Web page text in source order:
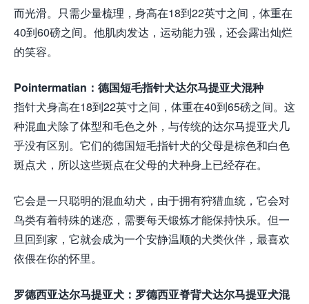
而光滑。只需少量梳理，身高在18到22英寸之间，体重在
40到60磅之间。他肌肉发达，运动能力强，还会露出灿烂
的笑容。
Pointermatian：德国短毛指针犬达尔马提亚犬混种
指针犬身高在18到22英寸之间，体重在40到65磅之间。这
种混血犬除了体型和毛色之外，与传统的达尔马提亚犬几
乎没有区别。它们的德国短毛指针犬的父母是棕色和白色
斑点犬，所以这些斑点在父母的犬种身上已经存在。
它会是一只聪明的混血幼犬，由于拥有狩猎血统，它会对
鸟类有着特殊的迷恋，需要每天锻炼才能保持快乐。但一
旦回到家，它就会成为一个安静温顺的犬类伙伴，最喜欢
依偎在你的怀里。
罗德西亚达尔马提亚犬：罗德西亚脊背犬达尔马提亚犬混